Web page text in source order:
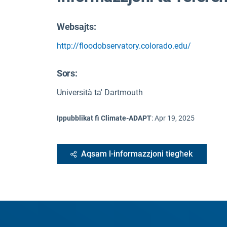
Websajts:
http://floodobservatory.colorado.edu/
Sors:
Università ta' Dartmouth
Ippubblikat fi Climate-ADAPT:Apr 19, 2025
Aqsam l-informazzjoni tiegħek